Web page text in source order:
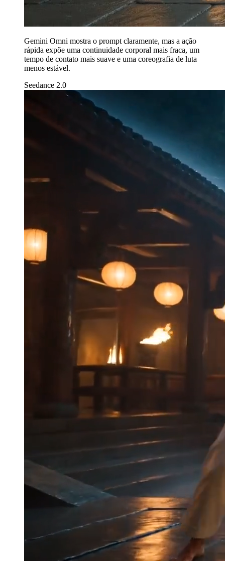
Gemini Omni mostra o prompt claramente, mas a ação
rápida expõe uma continuidade corporal mais fraca, um
tempo de contato mais suave e uma coreografia de luta
menos estável.
Seedance 2.0